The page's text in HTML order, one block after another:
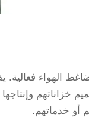
الهواء فعالية.
خزاناتهم
أو خدماتهم.